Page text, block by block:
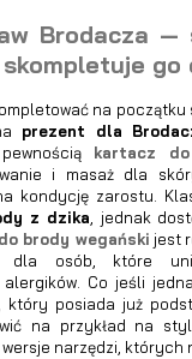
Brodacza —
go
na początku
prezent dla
kartacz
i masaż dla
kondycję zarostu.
z dzika , jednak
brody wegański jest
dla osób, które
Co jeśli
który posiada już
na przykład na
narzędzi, których